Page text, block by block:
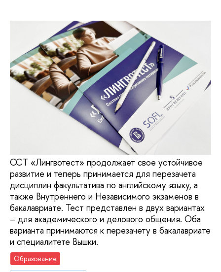
ССТ «Лингвотест» продолжает свое устойчивое
развитие и теперь принимается для перезачета
дисциплин факультатива по английскому языку, а
также Внутреннего и Независимого экзаменов в
бакалавриате. Тест представлен в двух вариантах
– для академического и делового общения. Оба
варианта принимаются к перезачету в бакалавриате
и специалитете Вышки.
Образование